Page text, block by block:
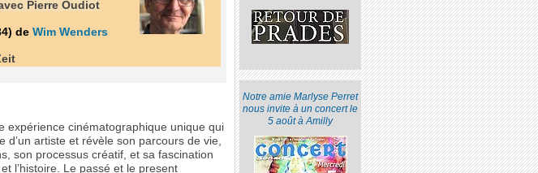
Pierre Oudiot
de Wim Wenders
expérience cinématographique unique qui
d’un artiste et révèle son parcours de vie,
son processus créatif, et sa fascination
l’histoire. Le passé et le present
Notre amie Marlyse Perret
nous invite à un concert le
5 août à Amilly